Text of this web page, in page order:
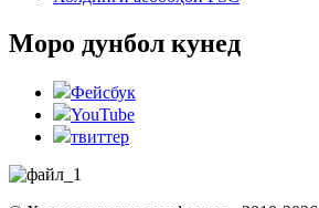
Моро дунбол кунед
Фейсбук
YouTube
твиттер